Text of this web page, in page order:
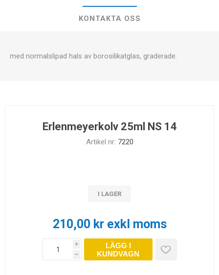
KONTAKTA OSS
med normalslipad hals av borosilikatglas, graderade.
Erlenmeyerkolv 25ml NS 14
Artikel nr: 7220
I LAGER
210,00 kr exkl moms
i
h
LÄGG I
KUNDVAGN